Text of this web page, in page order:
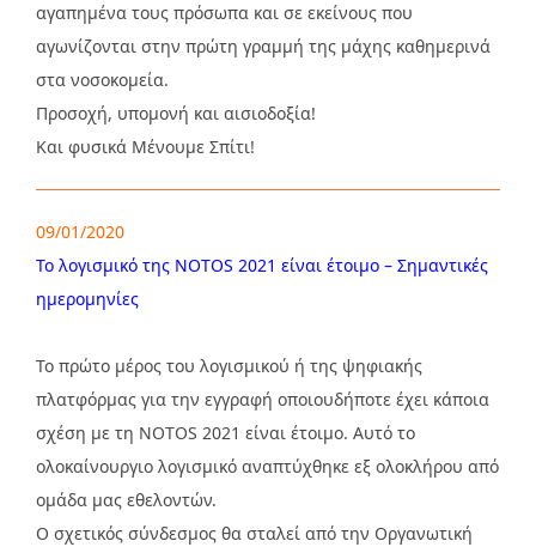
αγαπημένα τους πρόσωπα και σε εκείνους που
αγωνίζονται στην πρώτη γραμμή της μάχης καθημερινά
στα νοσοκομεία.
Προσοχή, υπομονή και αισιοδοξία!
Και φυσικά Μένουμε Σπίτι!
09/01/2020
Το λογισμικό της NOTOS 2021 είναι έτοιμο – Σημαντικές
ημερομηνίες
Το πρώτο μέρος του λογισμικού ή της ψηφιακής
πλατφόρμας για την εγγραφή οποιουδήποτε έχει κάποια
σχέση με τη NOTOS 2021 είναι έτοιμο. Αυτό το
ολοκαίνουργιο λογισμικό αναπτύχθηκε εξ ολοκλήρου από
ομάδα μας εθελοντών.
Ο σχετικός σύνδεσμος θα σταλεί από την Οργανωτική